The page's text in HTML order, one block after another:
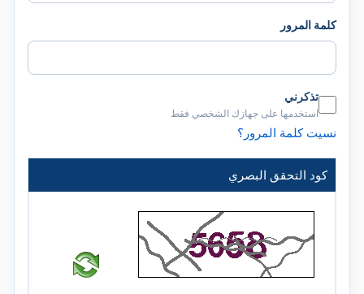
كلمة المرور
تذكرني
استخدمها على جهازك الشخصي فقط
نسيت كلمة المرور؟
كود التحقق البصري